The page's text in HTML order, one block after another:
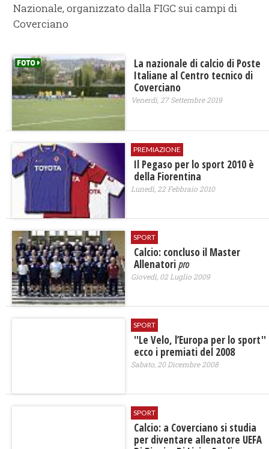
Nazionale, organizzato dalla FIGC sui campi di
Coverciano
La nazionale di calcio di Poste
Italiane al Centro tecnico di
Coverciano
Venerdì, 27 Settembre 2019
PREMIAZIONE
Il Pegaso per lo sport 2010 è
della Fiorentina
Lunedì, 22 Febbraio 2010
SPORT
Calcio: concluso il Master
Allenatoripro
Giovedì, 02 Luglio 2009
SPORT
''Le Velo, l’Europa per lo sport''
ecco i premiati del 2008
Sabato, 20 Dicembre 2008
SPORT
Calcio: a Coverciano si studia
per diventare allenatore UEFA